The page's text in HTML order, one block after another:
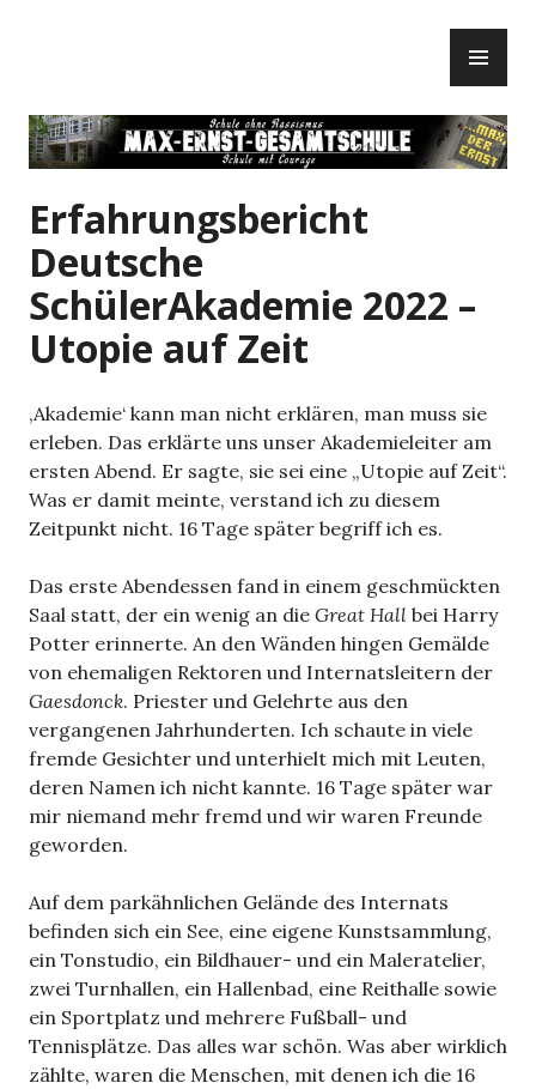
Erfahrungsbericht
Deutsche
SchülerAkademie 2022 –
Utopie auf Zeit
‚Akademie‘ kann man nicht erklären, man muss sie
erleben. Das erklärte uns unser Akademieleiter am
ersten Abend. Er sagte, sie sei eine „Utopie auf Zeit“.
Was er damit meinte, verstand ich zu diesem
Zeitpunkt nicht. 16 Tage später begriff ich es.
Das erste Abendessen fand in einem geschmückten
Saal statt, der ein wenig an die Great Hall bei Harry
Potter erinnerte. An den Wänden hingen Gemälde
von ehemaligen Rektoren und Internatsleitern der
Gaesdonck. Priester und Gelehrte aus den
vergangenen Jahrhunderten. Ich schaute in viele
fremde Gesichter und unterhielt mich mit Leuten,
deren Namen ich nicht kannte. 16 Tage später war
mir niemand mehr fremd und wir waren Freunde
geworden.
Auf dem parkähnlichen Gelände des Internats
befinden sich ein See, eine eigene Kunstsammlung,
ein Tonstudio, ein Bildhauer- und ein Maleratelier,
zwei Turnhallen, ein Hallenbad, eine Reithalle sowie
ein Sportplatz und mehrere Fußball- und
Tennisplätze. Das alles war schön. Was aber wirklich
zählte, waren die Menschen, mit denen ich die 16